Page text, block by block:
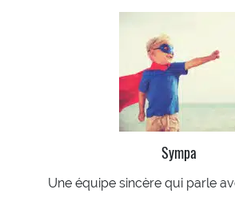
Sympa
Une équipe sincère qui parle